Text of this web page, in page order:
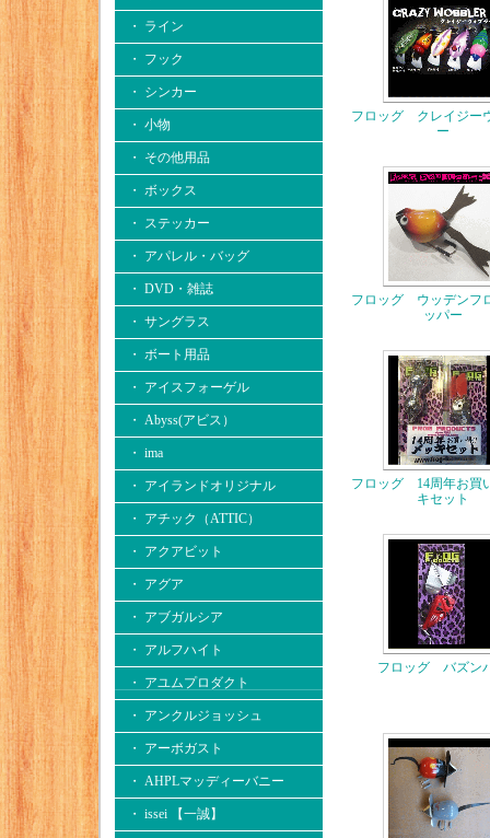
・ ライン
・ フック
・ シンカー
・ 小物
・ その他用品
・ ボックス
・ ステッカー
・ アパレル・バッグ
・ DVD・雑誌
・ サングラス
・ ボート用品
・ アイスフォーゲル
・ Abyss(アビス）
・ ima
・ アイランドオリジナル
・ アチック（ATTIC）
・ アクアビット
・ アグア
・ アブガルシア
・ アルフハイト
・ アユムプロダクト
・ アンクルジョッシュ
・ アーボガスト
・ AHPLマッディーバニー
・ issei 【一誠】
フロッグ クレイジー
ー
フロッグ ウッデンフ
ッパー
フロッグ 14周年お買
キセット
フロッグ バズン